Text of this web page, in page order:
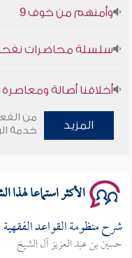
وأمنهم من خوف 9
سلسلة محاضرات نفحات
أخلاقنا أصالة ومعاصرة
وأمنهم من خوف 9
المزيد
من
خدمة
الأكثر استماعا لهذا
شرح منظومة القواعد
حسين بن عبد العزيز آل الشيخ